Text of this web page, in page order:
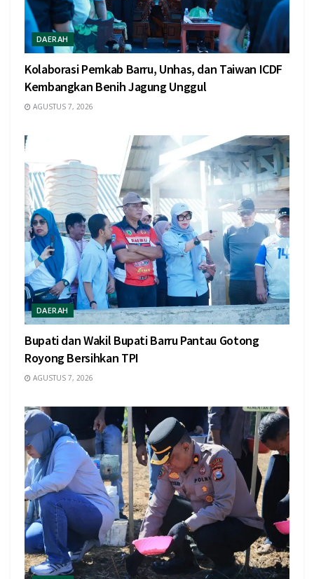
DAERAH
Kolaborasi Pemkab Barru, Unhas, dan Taiwan ICDF
Kembangkan Benih Jagung Unggul
AGUSTUS 7, 2026
DAERAH
Bupati dan Wakil Bupati Barru Pantau Gotong
Royong Bersihkan TPI
AGUSTUS 7, 2026